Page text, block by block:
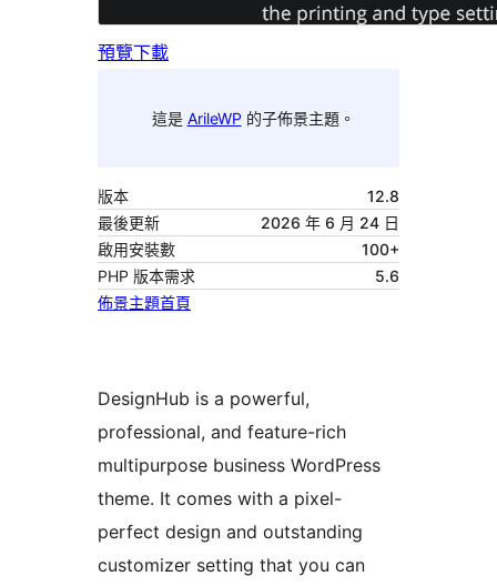
預覽下載
這是 ArileWP 的子佈景主題。
版本
12.8
最後更新
2026 年 6 月 24 日
啟用安裝數
100+
PHP 版本需求
5.6
佈景主題首頁
DesignHub is a powerful,
professional, and feature-rich
multipurpose business WordPress
theme. It comes with a pixel-
perfect design and outstanding
customizer setting that you can